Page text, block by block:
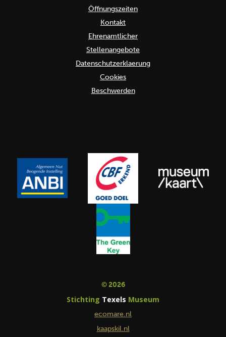
Öffnungszeiten
Kontakt
Ehrenamtlicher
Stellenangebote
Datenschutzerklaerung
Cookies
Beschwerden
© 2026
Stichting Texels Museum
ecomare.nl
kaapskil.nl